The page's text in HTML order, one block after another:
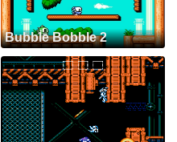
Bubble Bobble 2